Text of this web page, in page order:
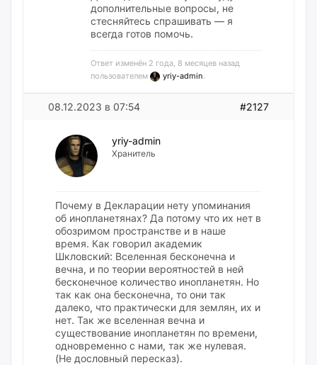
дополнительные вопросы, не
стесняйтесь спрашивать — я
всегда готов помочь.
Ответ изменён 2 года, 8 месяцев назад
пользователем
yriy-admin.
08.12.2023 в 07:54 #2127
yriy-admin
Хранитель
Почему в Декларации нету упоминания
об инопланетянах? Да потому что их нет в
обозримом пространстве и в наше
время. Как говорил академик
Шкловский: Вселенная бесконечна и
вечна, и по теории вероятностей в ней
бесконечное количество инопланетян. Но
так как она бесконечна, то они так
далеко, что практически для землян, их и
нет. Так же вселенная вечна и
существование инопланетян по времени,
одновременно с нами, так же нулевая.
(Не дословный пересказ).